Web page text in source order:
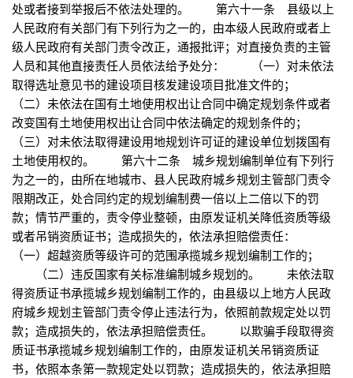
处或者接到举报后不依法处理的。 第六十一条 县级以上
人民政府有关部门有下列行为之一的，由本级人民政府或者上
级人民政府有关部门责令改正，通报批评；对直接负责的主管
人员和其他直接责任人员依法给予处分： （一）对未依法
取得选址意见书的建设项目核发建设项目批准文件的；
（二）未依法在国有土地使用权出让合同中确定规划条件或者
改变国有土地使用权出让合同中依法确定的规划条件的；
（三）对未依法取得建设用地规划许可证的建设单位划拨国有
土地使用权的。 第六十二条 城乡规划编制单位有下列行
为之一的，由所在地城市、县人民政府城乡规划主管部门责令
限期改正，处合同约定的规划编制费一倍以上二倍以下的罚
款；情节严重的，责令停业整顿，由原发证机关降低资质等级
或者吊销资质证书；造成损失的，依法承担赔偿责任：
（一）超越资质等级许可的范围承揽城乡规划编制工作的；
（二）违反国家有关标准编制城乡规划的。 未依法取
得资质证书承揽城乡规划编制工作的，由县级以上地方人民政
府城乡规划主管部门责令停止违法行为，依照前款规定处以罚
款；造成损失的，依法承担赔偿责任。 以欺骗手段取得资
质证书承揽城乡规划编制工作的，由原发证机关吊销资质证
书，依照本条第一款规定处以罚款；造成损失的，依法承担赔